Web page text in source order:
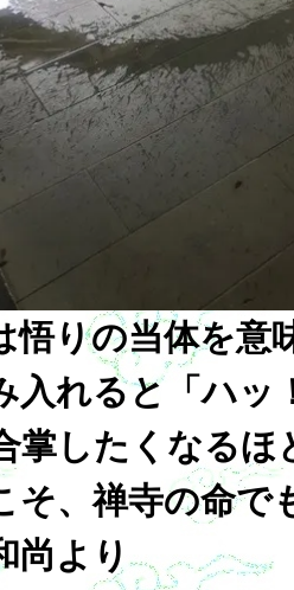
悟りの当体を意
入れると「ハッ
掌したくなるほ
そ、禅寺の命で
尚より